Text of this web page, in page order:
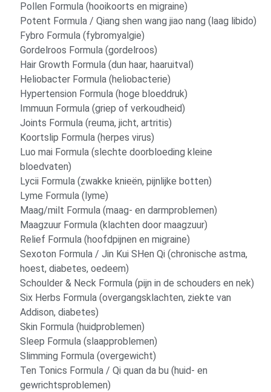
Pollen Formula (hooikoorts en migraine)
Potent Formula / Qiang shen wang jiao nang (laag libido)
Fybro Formula (fybromyalgie)
Gordelroos Formula (gordelroos)
Hair Growth Formula (dun haar, haaruitval)
Heliobacter Formula (heliobacterie)
Hypertension Formula (hoge bloeddruk)
Immuun Formula (griep of verkoudheid)
Joints Formula (reuma, jicht, artritis)
Koortslip Formula (herpes virus)
Luo mai Formula (slechte doorbloeding kleine
bloedvaten)
Lycii Formula (zwakke knieën, pijnlijke botten)
Lyme Formula (lyme)
Maag/milt Formula (maag- en darmproblemen)
Maagzuur Formula (klachten door maagzuur)
Relief Formula (hoofdpijnen en migraine)
Sexoton Formula / Jin Kui SHen Qi (chronische astma,
hoest, diabetes, oedeem)
Schoulder & Neck Formula (pijn in de schouders en nek)
Six Herbs Formula (overgangsklachten, ziekte van
Addison, diabetes)
Skin Formula (huidproblemen)
Sleep Formula (slaapproblemen)
Slimming Formula (overgewicht)
Ten Tonics Formula / Qi quan da bu (huid- en
gewrichtsproblemen)